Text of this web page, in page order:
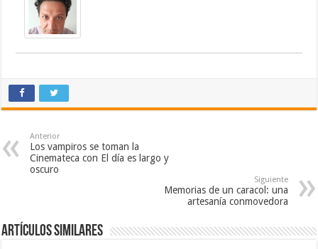
Anterior
Los vampiros se toman la
Cinemateca con El día es largo y
oscuro
Siguiente
Memorias de un caracol: una
artesanía conmovedora
Artículos similares